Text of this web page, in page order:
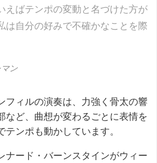
えばテンポの変動と名づけた方が
は自分の好みで不確かなことを際
ン
フィルの演奏は、力強く骨太の響
など、曲想が変わるごとに表情を
ンポも動かしています。
ナード・バーンスタインがウィー